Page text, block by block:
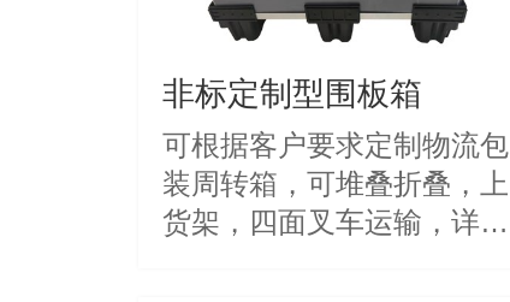
非标定制型围板箱
可根据客户要求定制物流包
装周转箱，可堆叠折叠，上
货架，四面叉车运输，详情